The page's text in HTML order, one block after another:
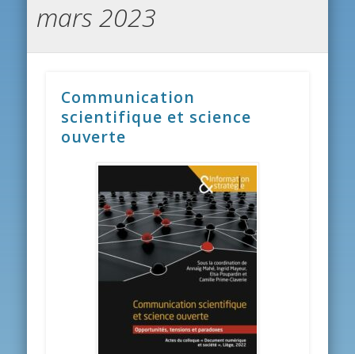
mars 2023
Communication
scientifique et science
ouverte